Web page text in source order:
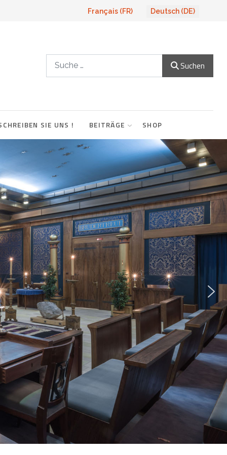
Sprache auswählen
Français (FR) Deutsch (DE)
Suchen
SIE UNS ! BEITRÄGE SHOP